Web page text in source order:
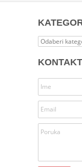
Kategorije
KONTAKT